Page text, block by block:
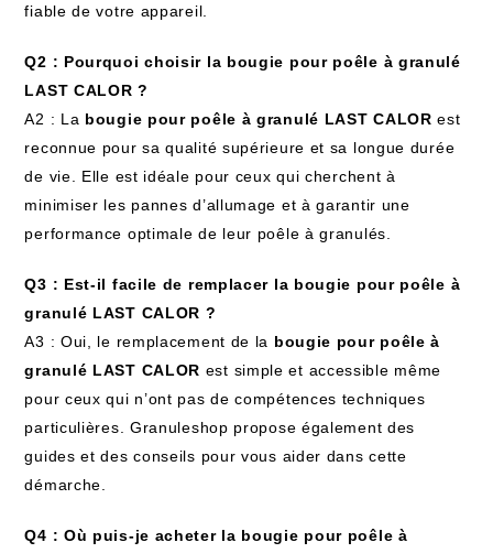
fiable de votre appareil.
Q2 : Pourquoi choisir la bougie pour poêle à granulé
LAST CALOR ?
A2 : La bougie pour poêle à granulé LAST CALOR est
reconnue pour sa qualité supérieure et sa longue durée
de vie. Elle est idéale pour ceux qui cherchent à
minimiser les pannes d’allumage et à garantir une
performance optimale de leur poêle à granulés.
Q3 : Est-il facile de remplacer la bougie pour poêle à
granulé LAST CALOR ?
A3 : Oui, le remplacement de la bougie pour poêle à
granulé LAST CALOR est simple et accessible même
pour ceux qui n’ont pas de compétences techniques
particulières. Granuleshop propose également des
guides et des conseils pour vous aider dans cette
démarche.
Q4 : Où puis-je acheter la bougie pour poêle à